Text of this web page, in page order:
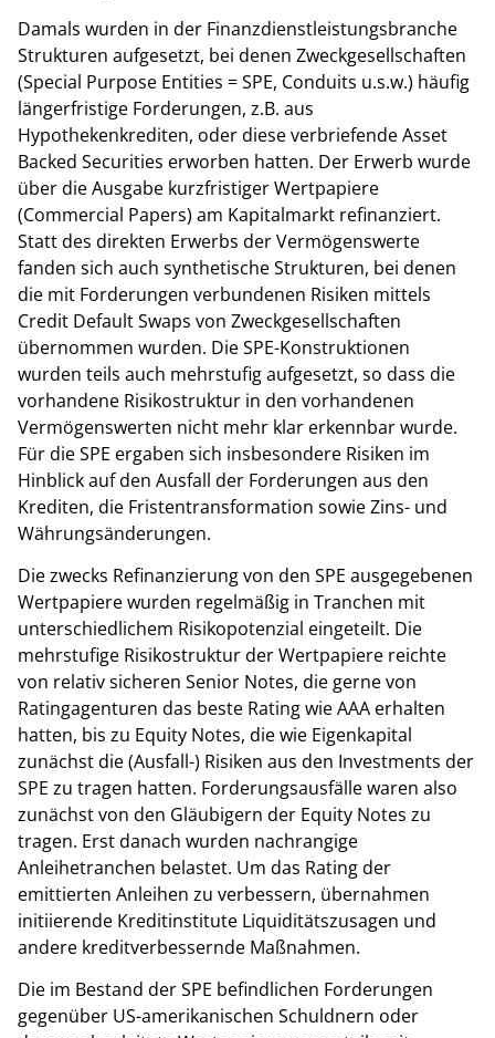
Damals wurden in der Finanzdienstleistungsbranche
Strukturen aufgesetzt, bei denen Zweckgesellschaften
(Special Purpose Entities = SPE, Conduits u.s.w.) häufig
längerfristige Forderungen, z.B. aus
Hypothekenkrediten, oder diese verbriefende Asset
Backed Securities erworben hatten. Der Erwerb wurde
über die Ausgabe kurzfristiger Wertpapiere
(Commercial Papers) am Kapitalmarkt refinanziert.
Statt des direkten Erwerbs der Vermögenswerte
fanden sich auch synthetische Strukturen, bei denen
die mit Forderungen verbundenen Risiken mittels
Credit Default Swaps von Zweckgesellschaften
übernommen wurden. Die SPE-Konstruktionen
wurden teils auch mehrstufig aufgesetzt, so dass die
vorhandene Risikostruktur in den vorhandenen
Vermögenswerten nicht mehr klar erkennbar wurde.
Für die SPE ergaben sich insbesondere Risiken im
Hinblick auf den Ausfall der Forderungen aus den
Krediten, die Fristentransformation sowie Zins- und
Währungsänderungen.
Die zwecks Refinanzierung von den SPE ausgegebenen
Wertpapiere wurden regelmäßig in Tranchen mit
unterschiedlichem Risikopotenzial eingeteilt. Die
mehrstufige Risikostruktur der Wertpapiere reichte
von relativ sicheren Senior Notes, die gerne von
Ratingagenturen das beste Rating wie AAA erhalten
hatten, bis zu Equity Notes, die wie Eigenkapital
zunächst die (Ausfall-) Risiken aus den Investments der
SPE zu tragen hatten. Forderungsausfälle waren also
zunächst von den Gläubigern der Equity Notes zu
tragen. Erst danach wurden nachrangige
Anleihetranchen belastet. Um das Rating der
emittierten Anleihen zu verbessern, übernahmen
initiierende Kreditinstitute Liquiditätszusagen und
andere kreditverbessernde Maßnahmen.
Die im Bestand der SPE befindlichen Forderungen
gegenüber US-amerikanischen Schuldnern oder